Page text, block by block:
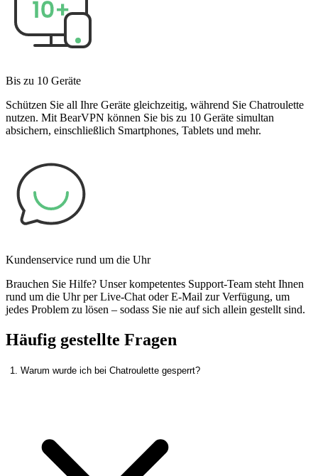
Bis zu 10 Geräte
Schützen Sie all Ihre Geräte gleichzeitig, während Sie Chatroulette
nutzen. Mit BearVPN können Sie bis zu 10 Geräte simultan
absichern, einschließlich Smartphones, Tablets und mehr.
Kundenservice rund um die Uhr
Brauchen Sie Hilfe? Unser kompetentes Support-Team steht Ihnen
rund um die Uhr per Live-Chat oder E-Mail zur Verfügung, um
jedes Problem zu lösen – sodass Sie nie auf sich allein gestellt sind.
Häufig gestellte Fragen
1. Warum wurde ich bei Chatroulette gesperrt?